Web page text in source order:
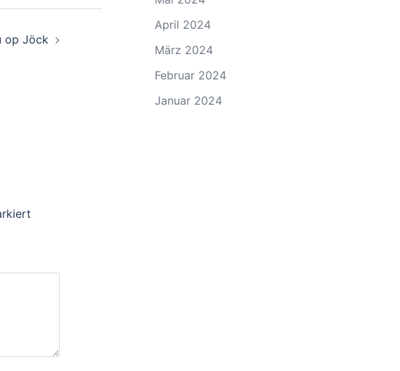
op Jöck
April 2024
März 2024
Februar 2024
Januar 2024